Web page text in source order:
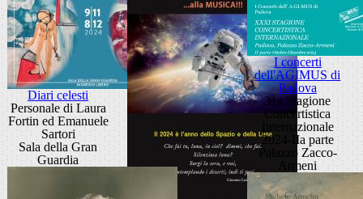
Diari celesti
Personale di Laura
Fortin ed Emanuele
Sartori
Sala della Gran
Guardia
I concerti
dell'AGIMUS di
Padova
31a Stagione
Concertistica
Internazionale
2024-IIa parte
Palazzo Zacco-
Armeni